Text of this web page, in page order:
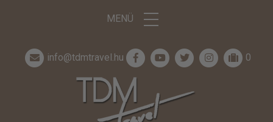
MENÜ
info@tdmtravel.hu 0